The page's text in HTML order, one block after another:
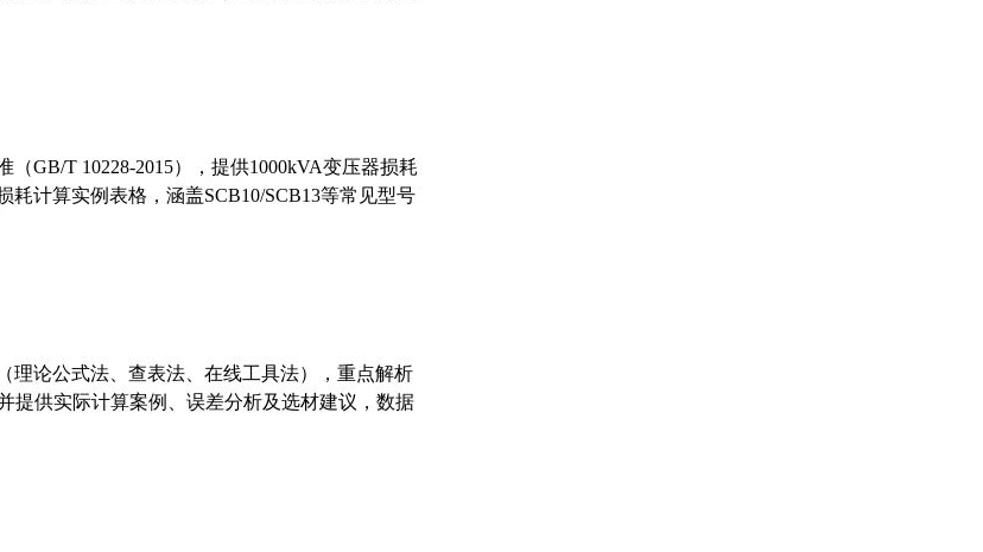
GB/T 10228-2015），提供1000kVA变压器损耗
计算实例表格，涵盖SCB10/SCB13等常见型号
理论公式法、查表法、在线工具法），重点解析
提供实际计算案例、误差分析及选材建议，数据